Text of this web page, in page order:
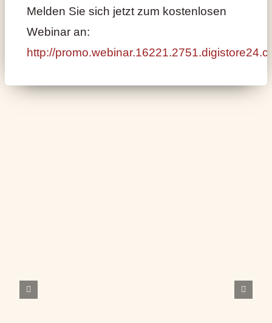
Melden Sie sich jetzt zum kostenlosen
Webinar an:
http://